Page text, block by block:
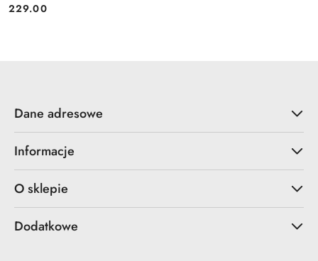
Cena:
229.00
Dane adresowe
Informacje
O sklepie
Dodatkowe